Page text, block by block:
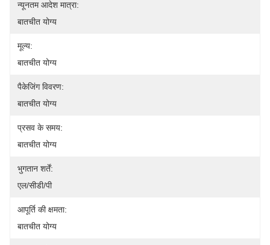
न्यूनतम आदेश मात्रा:
बातचीत योग्य
मूल्य:
बातचीत योग्य
पैकेजिंग विवरण:
बातचीत योग्य
प्रसव के समय:
बातचीत योग्य
भुगतान शर्तें:
एल/सीडी/पी
आपूर्ति की क्षमता:
बातचीत योग्य